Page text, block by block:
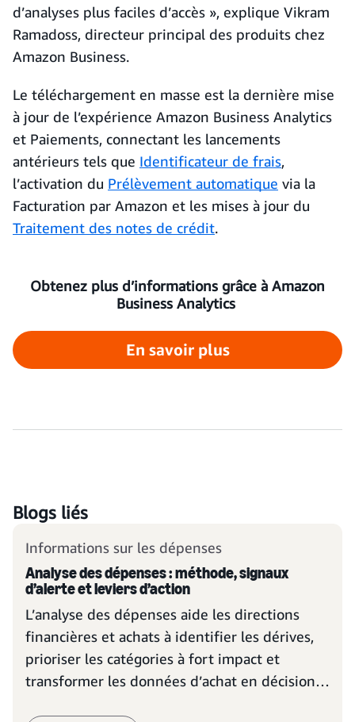
d’analyses plus faciles d’accès », explique Vikram
Ramadoss, directeur principal des produits chez
Amazon Business.
Le téléchargement en masse est la dernière mise
à jour de l’expérience Amazon Business Analytics
et Paiements, connectant les lancements
antérieurs tels que Identificateur de frais,
l’activation du Prélèvement automatique via la
Facturation par Amazon et les mises à jour du
Traitement des notes de crédit.
Obtenez plus d’informations grâce à Amazon
Business Analytics
En savoir plus
Blogs liés
Informations sur les dépenses
Analyse des dépenses : méthode, signaux
d’alerte et leviers d’action
L’analyse des dépenses aide les directions
financières et achats à identifier les dérives,
prioriser les catégories à fort impact et
transformer les données d’achat en décisions